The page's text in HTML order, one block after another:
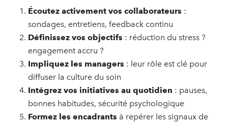
Écoutez activement vos collaborateurs :
sondages, entretiens, feedback continu
Définissez vos objectifs : réduction du stress ?
engagement accru ?
Impliquez les managers : leur rôle est clé pour
diffuser la culture du soin
Intégrez vos initiatives au quotidien : pauses,
bonnes habitudes, sécurité psychologique
Formez les encadrants à repérer les signaux de